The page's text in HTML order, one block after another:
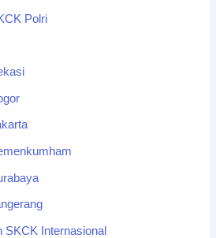
Polri
SKCK Internasional